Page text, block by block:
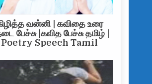
வன்னி | கவிதை உரை
பேச்சு |கவித பேச்சு தமிழ் |
| Poetry Speech Tamil